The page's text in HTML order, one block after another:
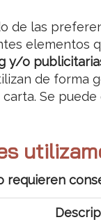
de las
elementos
y/o
de forma
Se
requieren